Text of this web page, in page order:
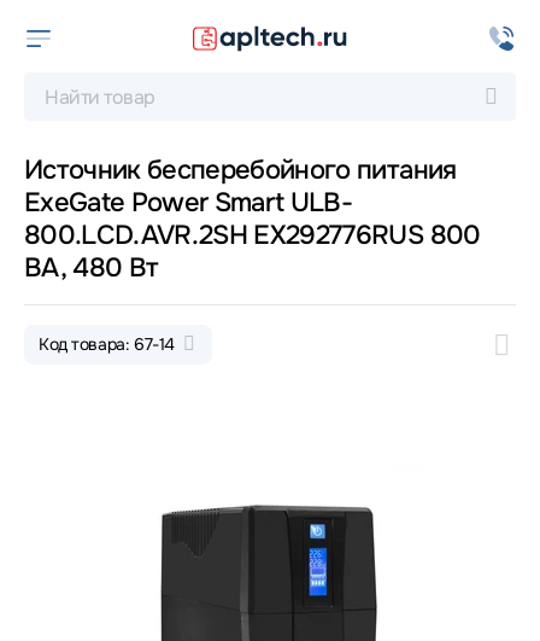
Источник бесперебойного питания
ExeGate Power Smart ULB-
800.LCD.AVR.2SH EX292776RUS 800
ВА, 480 Вт
Код товара: 67-14